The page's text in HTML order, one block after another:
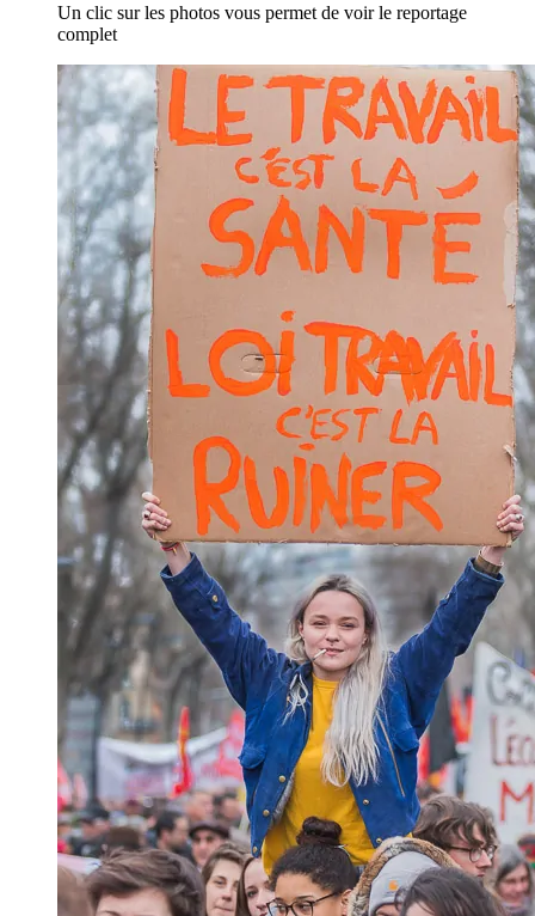
Un clic sur les photos vous permet de voir le reportage
complet